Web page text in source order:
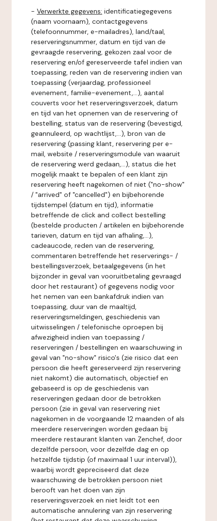
- Verwerkte gegevens: identificatiegegevens
(naam voornaam), contactgegevens
(telefoonnummer, e-mailadres), land/taal,
reserveringsnummer, datum en tijd van de
gevraagde reservering, gekozen zaal voor de
reservering en/of gereserveerde tafel indien van
toepassing, reden van de reservering indien van
toepassing (verjaardag, professioneel
evenement, familie-evenement,...), aantal
couverts voor het reserveringsverzoek, datum
en tijd van het opnemen van de reservering of
bestelling, status van de reservering (bevestigd,
geannuleerd, op wachtlijst,...), bron van de
reservering (passing klant, reservering per e-
mail, website / reserveringsmodule van waaruit
de reservering werd gedaan,...), status die het
mogelijk maakt te bepalen of een klant zijn
reservering heeft nagekomen of niet ("no-show"
/ "arrived" of "cancelled") en bijbehorende
tijdstempel (datum en tijd), informatie
betreffende de click and collect bestelling
(bestelde producten / artikelen en bijbehorende
tarieven, datum en tijd van afhaling,...),
cadeaucode, reden van de reservering,
commentaren betreffende het reserverings- /
bestellingsverzoek, betaalgegevens (in het
bijzonder in geval van vooruitbetaling gevraagd
door het restaurant) of gegevens nodig voor
het nemen van een bankafdruk indien van
toepassing, duur van de maaltijd,
reserveringsmeldingen, geschiedenis van
uitwisselingen / telefonische oproepen bij
afwezigheid indien van toepassing /
reserveringen / bestellingen en waarschuwing in
geval van "no-show" risico's (zie risico dat een
persoon die heeft gereserveerd zijn reservering
niet nakomt) die automatisch, objectief en
gebaseerd is op de geschiedenis van
reserveringen gedaan door de betrokken
persoon (zie in geval van reservering niet
nagekomen in de voorgaande 12 maanden of als
meerdere reserveringen worden gedaan bij
meerdere restaurant klanten van Zenchef, door
dezelfde persoon, voor dezelfde dag en op
hetzelfde tijdstip (of maximaal 1 uur interval)),
waarbij wordt gepreciseerd dat deze
waarschuwing de betrokken persoon niet
berooft van het doen van zijn
reserveringsverzoek en niet leidt tot een
automatische annulering van zijn reservering